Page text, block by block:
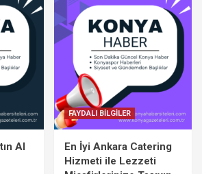
Al
FAYDALI BİLGİLER
En İyi Ankara Catering
Hizmeti ile Lezzeti